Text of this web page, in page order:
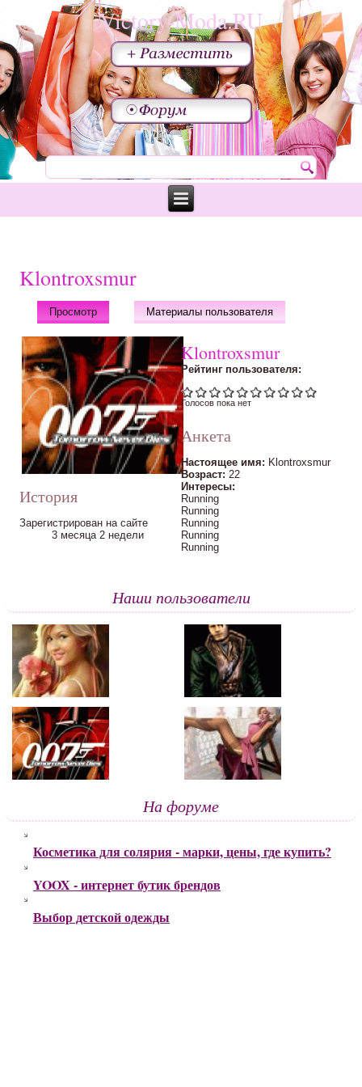
Victory-Moda.RU
Klontroxsmur
Просмотр (активная вкладка)Материалы пользователя
История
Зарегистрирован на сайте
3 месяца 2 недели
Klontroxsmur
Рейтинг пользователя:
Голосов пока нет
Анкета
Настоящее имя: Klontroxsmur
Возраст: 22
Интересы:
Running
Running
Running
Running
Running
Наши пользователи
На форуме
Косметика для солярия - марки, цены, где купить?
YOOX - интернет бутик брендов
Выбор детской одежды